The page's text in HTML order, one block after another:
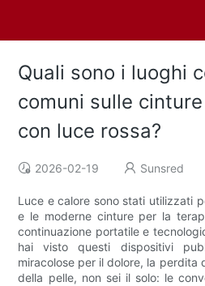
Quali sono i luoghi
comuni sulle
con luce rossa?
2026-02-19 Sunsred
Luce e calore sono stati utilizzati
e le moderne cinture per la
continuazione portatile e
hai visto questi dispositivi
miracolose per il dolore, la perdita
della pelle, non sei il solo: le